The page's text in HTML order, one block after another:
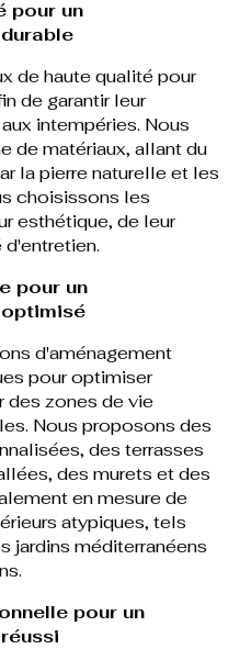
pour un
de haute qualité pour
de garantir leur
intempéries. Nous
de matériaux, allant du
la pierre naturelle et les
choisissons les
esthétique, de leur
pour un
d'aménagement
pour optimiser
des zones de vie
Nous proposons des
des terrasses
des murets et des
en mesure de
atypiques, tels
jardins méditerranéens
pour un